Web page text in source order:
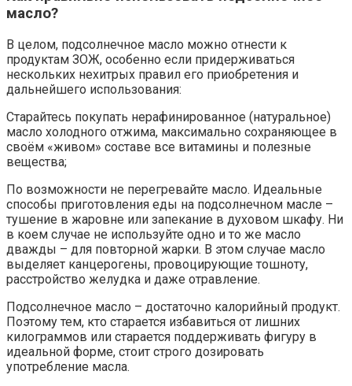
масло?
В целом, подсолнечное масло можно отнести к
продуктам ЗОЖ, особенно если придерживаться
нескольких нехитрых правил его приобретения и
дальнейшего использования:
Старайтесь покупать нерафинированное (натуральное)
масло холодного отжима, максимально сохраняющее в
своём «живом» составе все витамины и полезные
вещества;
По возможности не перегревайте масло. Идеальные
способы приготовления еды на подсолнечном масле –
тушение в жаровне или запекание в духовом шкафу. Ни
в коем случае не используйте одно и то же масло
дважды – для повторной жарки. В этом случае масло
выделяет канцерогены, провоцирующие тошноту,
расстройство желудка и даже отравление.
Подсолнечное масло – достаточно калорийный продукт.
Поэтому тем, кто старается избавиться от лишних
килограммов или старается поддерживать фигуру в
идеальной форме, стоит строго дозировать
употребление масла.